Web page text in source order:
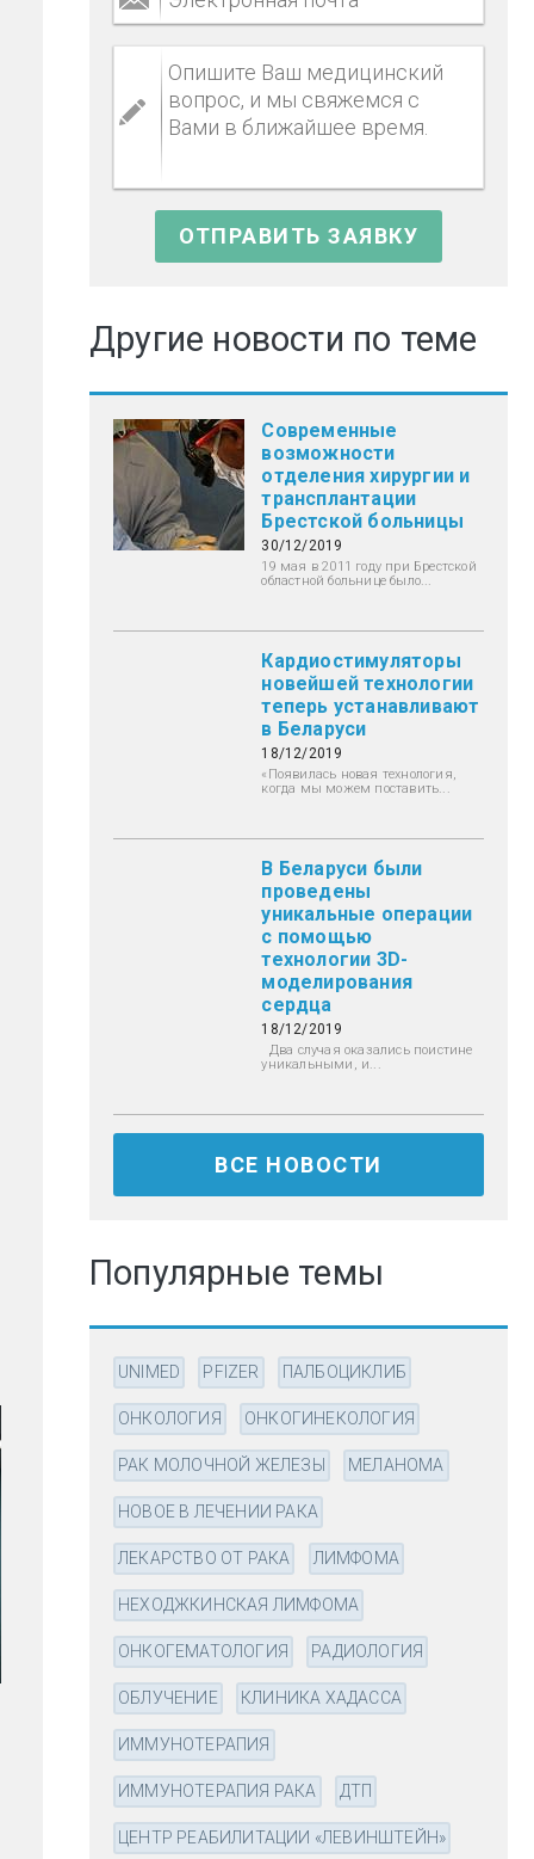
Другие новости по теме
Современные
возможности
отделения хирургии и
трансплантации
Брестской больницы
30/12/2019
19 мая в 2011 году при Брестской
областной больнице было...
Кардиостимуляторы
новейшей технологии
теперь устанавливают
в Беларуси
18/12/2019
«Появилась новая технология,
когда мы можем поставить...
В Беларуси были
проведены
уникальные операции
с помощью
технологии 3D-
моделирования
сердца
18/12/2019
Два случая оказались поистине
уникальными, и...
ВСЕ НОВОСТИ
Популярные темы
UNIMED PFIZER ПАЛБОЦИКЛИБ
ОНКОЛОГИЯ ОНКОГИНЕКОЛОГИЯ
РАК МОЛОЧНОЙ ЖЕЛЕЗЫ МЕЛАНОМА
НОВОЕ В ЛЕЧЕНИИ РАКА
ЛЕКАРСТВО ОТ РАКА ЛИМФОМА
НЕХОДЖКИНСКАЯ ЛИМФОМА
ОНКОГЕМАТОЛОГИЯ РАДИОЛОГИЯ
ОБЛУЧЕНИЕ КЛИНИКА ХАДАССА
ИММУНОТЕРАПИЯ
ИММУНОТЕРАПИЯ РАКА ДТП
ЦЕНТР РЕАБИЛИТАЦИИ «ЛЕВИНШТЕЙН»